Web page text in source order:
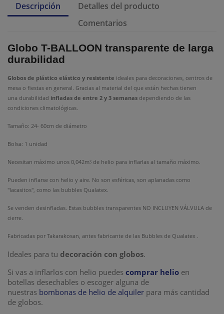
Descripción
Detalles del producto
Comentarios
Globo T-BALLOON transparente de larga
durabilidad
Globos de plástico elástico y resistente ideales para decoraciones, centros de
mesa o fiestas en general. Gracias al material del que están hechas tienen
una durabilidad infladas de entre 2 y 3 semanas dependiendo de las
condiciones climatológicas.
Tamaño: 24- 60cm de diámetro
Bolsa: 1 unidad
Necesitan máximo unos 0,042mᶾ de helio para inflarlas al tamaño máximo.
Pueden inflarse con helio y aire. No son esféricas, son aplanadas como
"lacasitos", como las bubbles Qualatex.
Se venden desinfladas. Estas bubbles transparentes NO INCLUYEN VÁLVULA de
cierre.
Fabricadas por Takarakosan, antes fabricante de las Bubbles de Qualatex .
Ideales para tu decoración con globos.
Si vas a inflarlos con helio puedes comprar helio en
botellas desechables o escoger alguna de
nuestras bombonas de helio de alquiler para más cantidad
de globos.